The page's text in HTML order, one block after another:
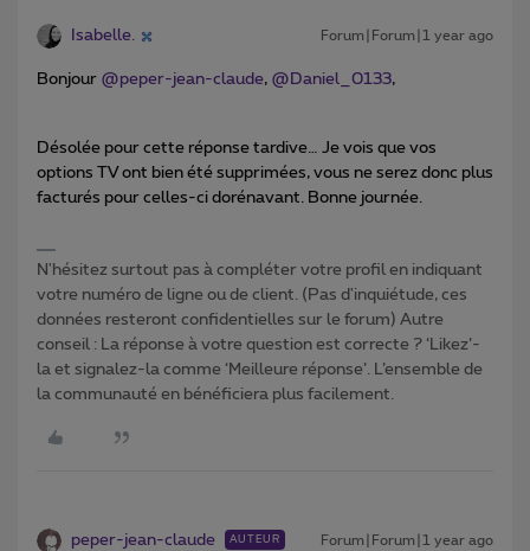
Isabelle. Forum|Forum|1 year ago
Bonjour ​ @peper-jean-claude, ​ @Daniel_0133,
Désolée pour cette réponse tardive… Je vois que vos
options TV ont bien été supprimées, vous ne serez donc plus
facturés pour celles-ci dorénavant. Bonne journée.
N'hésitez surtout pas à compléter votre profil en indiquant
votre numéro de ligne ou de client. (Pas d'inquiétude, ces
données resteront confidentielles sur le forum) Autre
conseil : La réponse à votre question est correcte ? ‘Likez’-
la et signalez-la comme ‘Meilleure réponse’. L’ensemble de
la communauté en bénéficiera plus facilement.
peper-jean-claude AUTEUR Forum|Forum|1 year ago